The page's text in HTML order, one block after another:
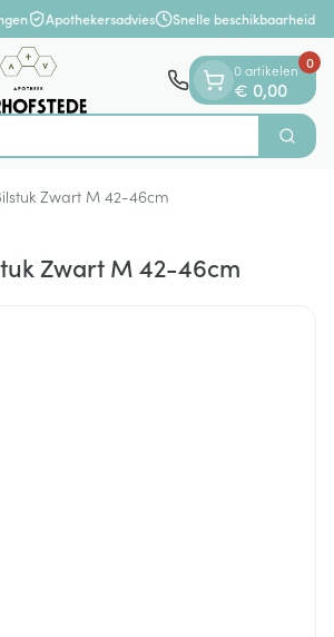
Apothekersadvies Snelle beschikbaarheid
Zoek
0 artikelen
€ 0,00
0
Zwart M 42-46cm
Zwart M 42-46cm